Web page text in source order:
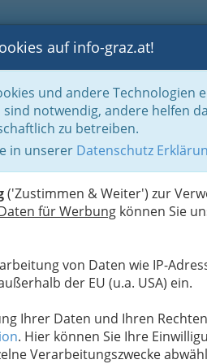
FOTOS GASTRONOMIE B
auf info-graz.at!
und andere Technologien
notwendig, andere helfen
zu betreiben.
in unserer Datenschutz
('Zustimmen & Weiter') zur
für Werbung können Sie
von Daten wie IP-
der EU (u.a. USA) ein.
Ihrer Daten und Ihren
. Hier können Sie Ihre
Verarbeitungszwecke